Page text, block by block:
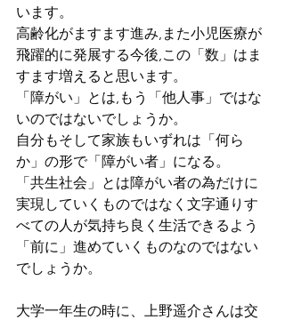
います。
高齢化がますます進み,また小児医療が
飛躍的に発展する今後,この「数」はま
すます増えると思います。
「障がい」とは,もう「他人事」ではな
いのではないでしょうか。
自分もそして家族もいずれは「何ら
か」の形で「障がい者」になる。
「共生社会」とは障がい者の為だけに
実現していくものではなく文字通りす
べての人が気持ち良く生活できるよう
「前に」進めていくものなのではない
でしょうか。
大学一年生の時に、上野遥介さんは交